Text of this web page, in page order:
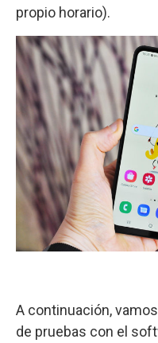
propio horario).
A continuación,
de pruebas con el